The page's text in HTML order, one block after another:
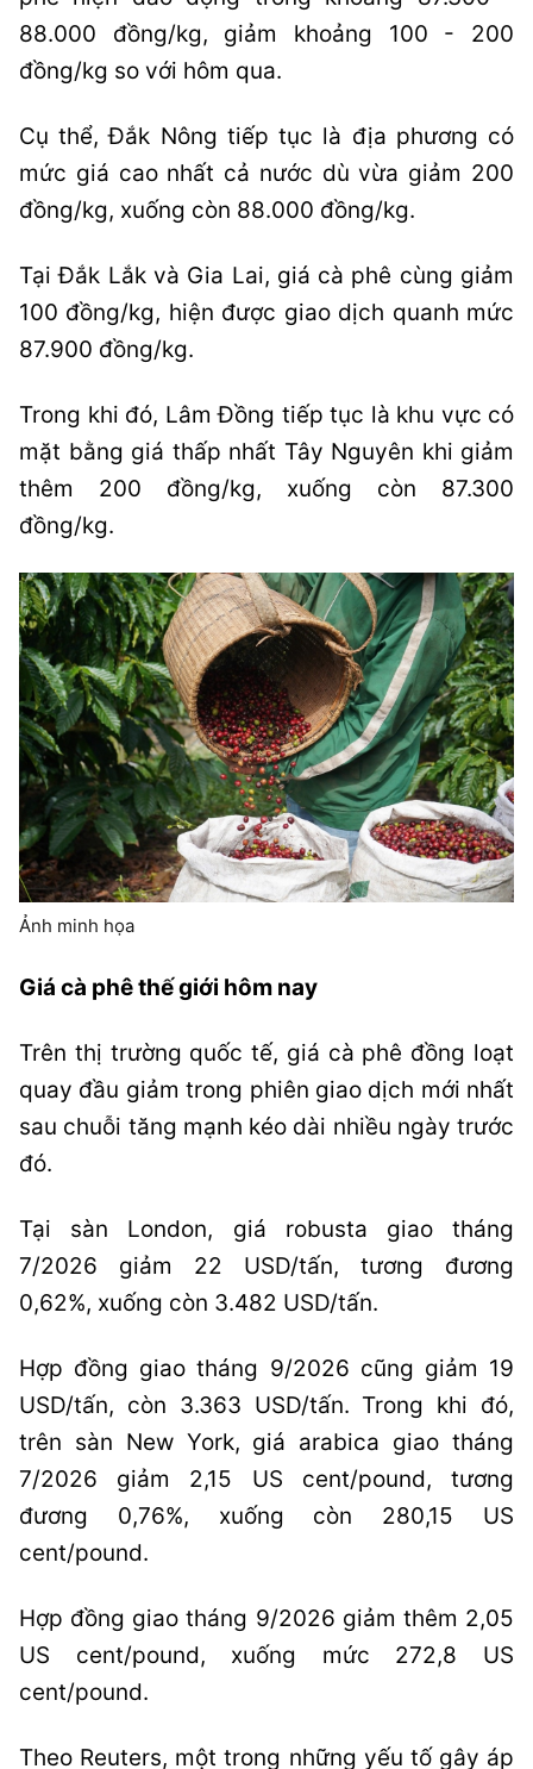
88.000 đồng/kg, giảm khoảng 100 - 200
đồng/kg so với hôm qua.
Cụ thể, Đắk Nông tiếp tục là địa phương có
mức giá cao nhất cả nước dù vừa giảm 200
đồng/kg, xuống còn 88.000 đồng/kg.
Tại Đắk Lắk và Gia Lai, giá cà phê cùng giảm
100 đồng/kg, hiện được giao dịch quanh mức
87.900 đồng/kg.
Trong khi đó, Lâm Đồng tiếp tục là khu vực có
mặt bằng giá thấp nhất Tây Nguyên khi giảm
thêm 200 đồng/kg, xuống còn 87.300
đồng/kg.
Ảnh minh họa
Giá cà phê thế giới hôm nay
Trên thị trường quốc tế, giá cà phê đồng loạt
quay đầu giảm trong phiên giao dịch mới nhất
sau chuỗi tăng mạnh kéo dài nhiều ngày trước
đó.
Tại sàn London, giá robusta giao tháng
7/2026 giảm 22 USD/tấn, tương đương
0,62%, xuống còn 3.482 USD/tấn.
Hợp đồng giao tháng 9/2026 cũng giảm 19
USD/tấn, còn 3.363 USD/tấn. Trong khi đó,
trên sàn New York, giá arabica giao tháng
7/2026 giảm 2,15 US cent/pound, tương
đương 0,76%, xuống còn 280,15 US
cent/pound.
Hợp đồng giao tháng 9/2026 giảm thêm 2,05
US cent/pound, xuống mức 272,8 US
cent/pound.
Theo Reuters, một trong những yếu tố gây áp